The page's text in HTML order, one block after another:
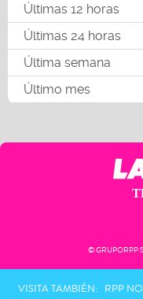
Últimas 12 horas
Últimas 24 horas
Última semana
Último mes
© GRUPORPP
VISITA TAMBIÉN: RPP